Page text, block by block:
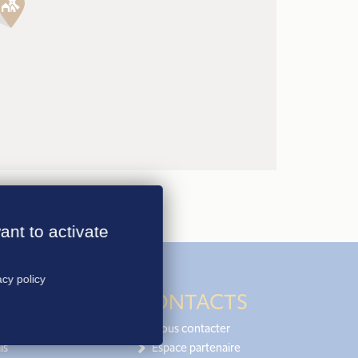
CONTACTS
Nous contacter
Espace partenaire
to activate
policy